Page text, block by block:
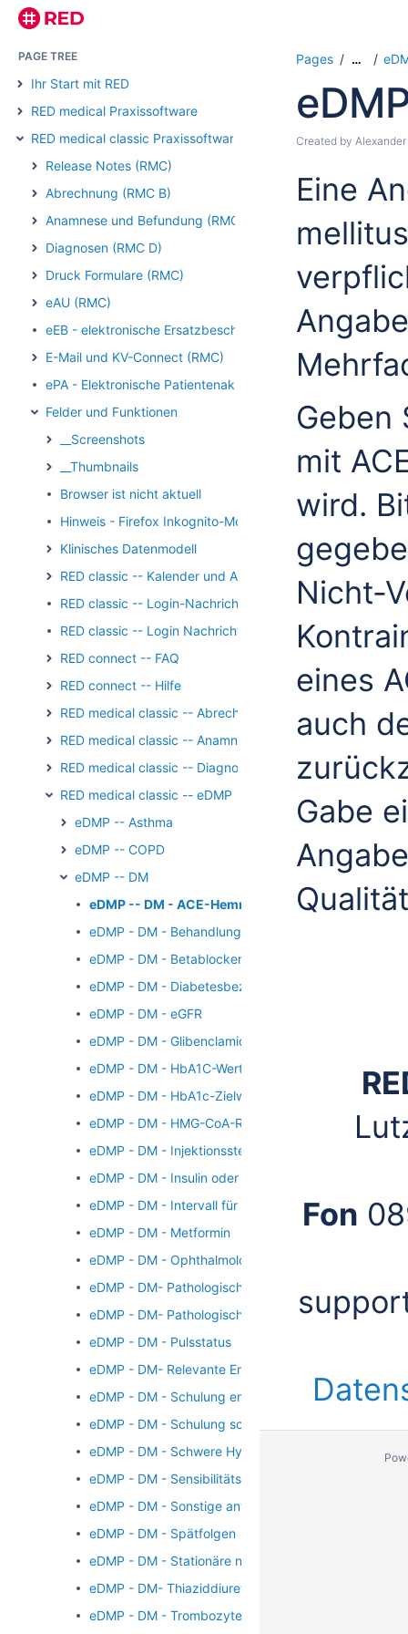
PAGE TREE
Ihr Start mit RED
RED medical Praxissoftware
RED medical classic Praxissoftware
Release Notes (RMC)
Abrechnung (RMC B)
Anamnese und Befundung (RMC)
Diagnosen (RMC D)
Druck Formulare (RMC)
eAU (RMC)
eEB - elektronische Ersatzbescheinigung (RMC)
E-Mail und KV-Connect (RMC)
ePA - Elektronische Patientenakte (RMC)
Felder und Funktionen
__Screenshots
__Thumbnails
Browser ist nicht aktuell
Hinweis - Firefox Inkognito-Modus
Klinisches Datenmodell
RED classic -- Kalender und Aufgaben
RED classic -- Login-Nachricht
RED classic -- Login Nachricht Archiv
RED connect -- FAQ
RED connect -- Hilfe
RED medical classic -- Abrechnung
RED medical classic -- Anamnese und Befundung
RED medical classic -- Diagnosen
RED medical classic -- eDMP
eDMP -- Asthma
eDMP -- COPD
eDMP -- DM
eDMP -- DM - ACE-Hemmer
eDMP - DM - Behandlung/Mitbehandlung in einer
eDMP - DM - Betablocker
eDMP - DM - Diabetesbezogene stationäre
eDMP - DM - eGFR
eDMP - DM - Glibenclamid
eDMP - DM - HbA1C-Wert
eDMP - DM - HbA1c-Zielwert
eDMP - DM - HMG-CoA-Reduktase-Hemmer
eDMP - DM - Injektionsstellen
eDMP - DM - Insulin oder Insulin-Analoga
eDMP - DM - Intervall für künftige Fußinspektionen
eDMP - DM - Metformin
eDMP - DM - Ophthalmologische
eDMP - DM- Pathologische Albumin-Kreatinin-Ratio
eDMP - DM- Pathologische Urin-Albumin-
eDMP - DM - Pulsstatus
eDMP - DM- Relevante Ereignisse
eDMP - DM - Schulung empfohlen (bei aktueller
eDMP - DM - Schulung schon vor Einschreibung ins
eDMP - DM - Schwere Hypoglykämien seit der
eDMP - DM - Sensibilitätsprüfung
eDMP - DM - Sonstige antidiabetische Medikation
eDMP - DM - Spätfolgen
eDMP - DM - Stationäre notfallmäßige Behandlung
eDMP - DM- Thiaziddiuretika, einschließlich
eDMP - DM - Trombozytenaggregationshemmer
Pages …
Created by
Eine
Geben
mit
wird.
Nicht-
eines
auch
Gabe
Fon